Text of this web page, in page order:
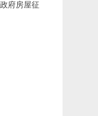
府房屋征